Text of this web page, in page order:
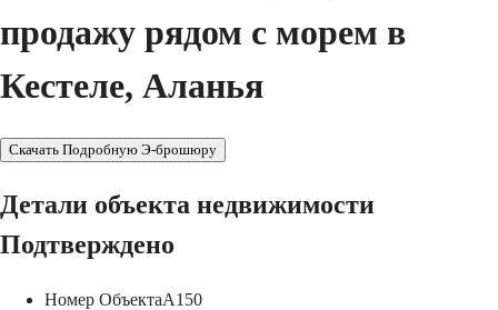
продажу рядом с морем в
Кестеле, Аланья
Скачать Подробную Э-брошюру
Детали объекта недвижимости
Подтверждено
Номер ОбъектаA150